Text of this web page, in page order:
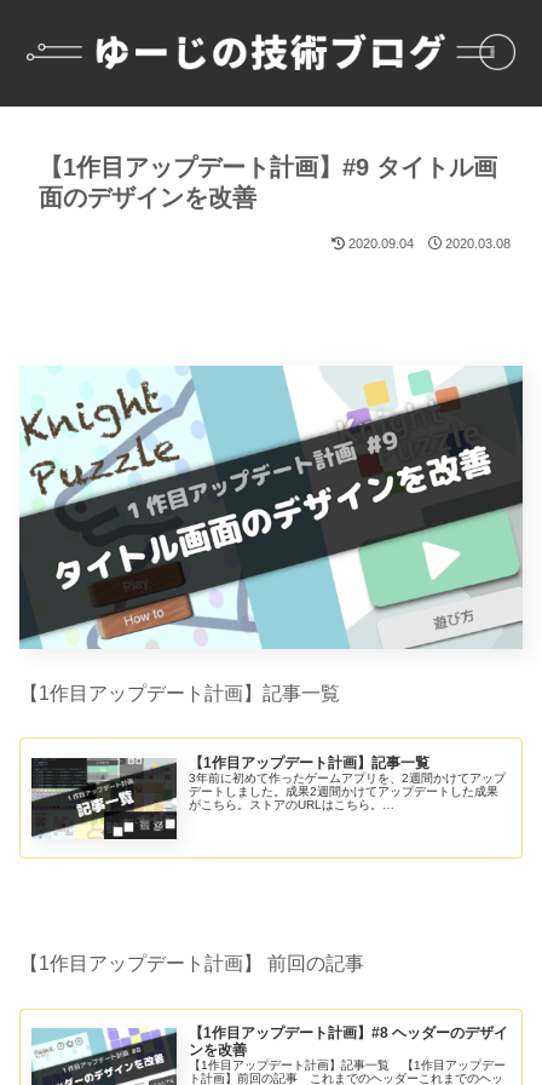
【1作目アップデート計画】#9 タイトル画
面のデザインを改善
2020.09.04 2020.03.08
【1作目アップデート計画】記事一覧
【1作目アップデート計画】記事一覧
3年前に初めて作ったゲームアプリを、2週間かけてアップ
デートしました。成果2週間かけてアップデートした成果
がこちら。ストアのURLはこちら。
【1作目アップデート計画】 前回の記事
【1作目アップデート計画】#8 ヘッダーのデザイ
ンを改善
【1作目アップデート計画】記事一覧 【1作目アップデー
ト計画】前回の記事 これまでのヘッダーこれまでのヘッ